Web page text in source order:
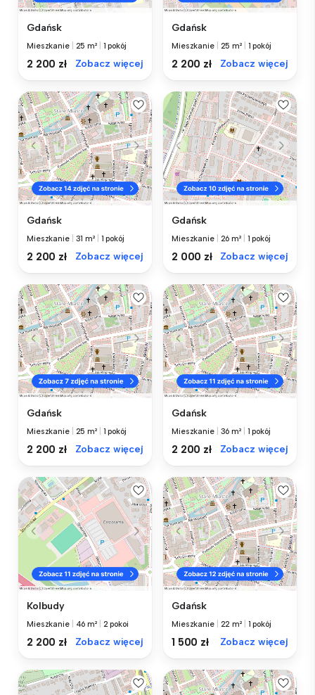
Gdańsk
Mieszkanie 25 m² 1 pokój
2 200 zł Zobacz więcej
Gdańsk
Mieszkanie 25 m² 1 pokój
2 200 zł Zobacz więcej
Gdańsk
Mieszkanie 31 m² 1 pokój
2 200 zł Zobacz więcej
Gdańsk
Mieszkanie 26 m² 1 pokój
2 000 zł Zobacz więcej
Gdańsk
Mieszkanie 25 m² 1 pokój
2 200 zł Zobacz więcej
Gdańsk
Mieszkanie 36 m² 1 pokój
2 200 zł Zobacz więcej
Kolbudy
Mieszkanie 46 m² 2 pokoi
2 200 zł Zobacz więcej
Gdańsk
Mieszkanie 22 m² 1 pokój
1 500 zł Zobacz więcej